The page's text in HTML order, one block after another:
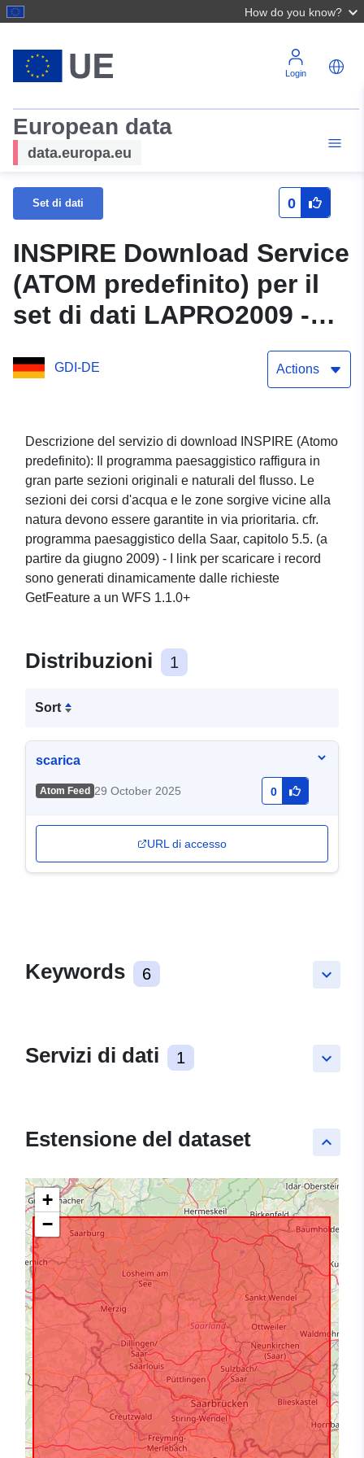
How do you know?
Login
European data
data.europa.eu
Set di dati 0
INSPIRE Download Service
(ATOM predefinito) per il
set di dati LAPRO2009 -
d'acqua quasi naturali
GDI-DE Actions
Descrizione del servizio di download INSPIRE (Atomo
predefinito): Il programma paesaggistico raffigura in
gran parte sezioni originali e naturali del flusso. Le
sezioni dei corsi d'acqua e le zone sorgive vicine alla
natura devono essere garantite in via prioritaria. cfr.
programma paesaggistico della Saar, capitolo 5.5. (a
partire da giugno 2009) - I link per scaricare i record
sono generati dinamicamente dalle richieste
GetFeature a un WFS 1.1.0+
Distribuzioni 1
Sort
scarica
Atom Feed 29 October 2025 0
URL di accesso
keyboard_arrow_down
Keywords 6
keyboard_arrow_down
Servizi di dati 1
keyboard_arrow_up
Estensione del dataset
+
−